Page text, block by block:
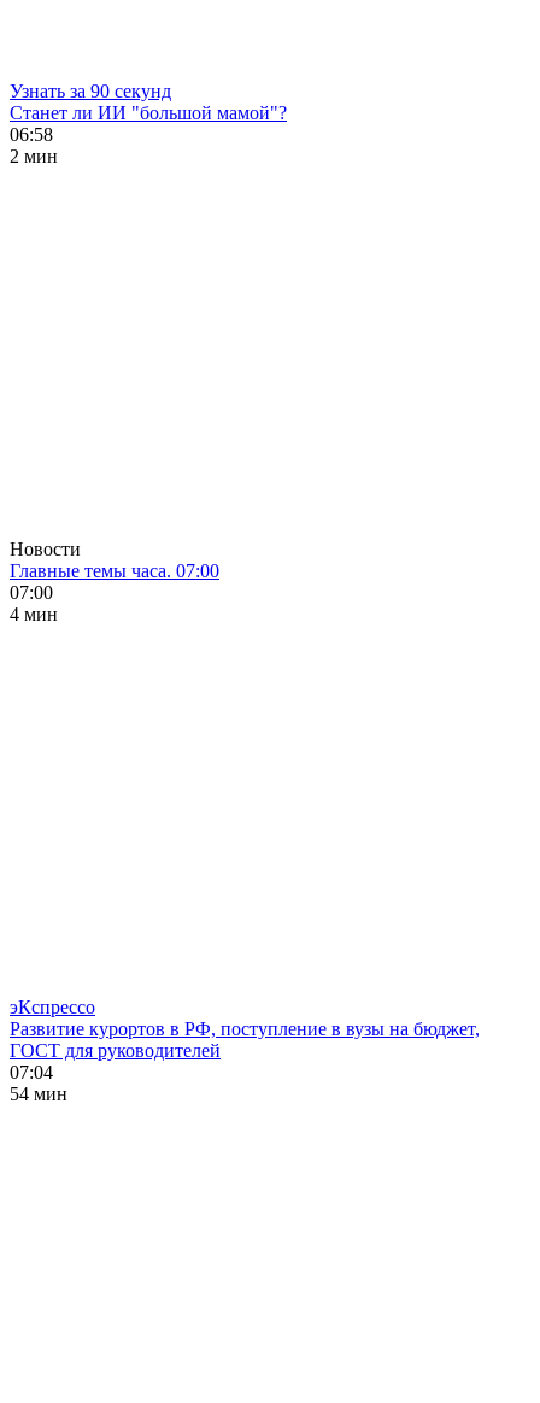
Узнать за 90 секунд
Станет ли ИИ "большой мамой"?
06:58
2 мин
Новости
Главные темы часа. 07:00
07:00
4 мин
эКспрессо
Развитие курортов в РФ, поступление в вузы на бюджет,
ГОСТ для руководителей
07:04
54 мин